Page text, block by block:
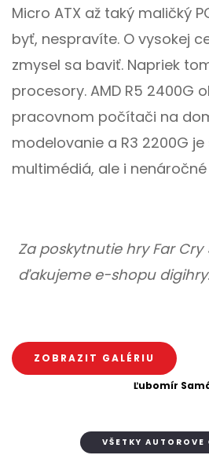
Micro ATX až taký maličký
byť, nespravíte. O vysokej
zmysel sa baviť. Napriek
procesory. AMD R5 2400G
pracovnom počítači na
modelovanie a R3 2200G
multimédiá, ale i
Za poskytnutie hry Far
ďakujeme e-shopu
ZOBRAZIT GALÉRIU
Ľubomír
VŠETKY AUTOROVE